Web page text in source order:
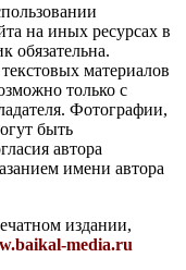
на иных ресурсах в
обязательна.
материалов
только с
Фотографии,
быть
автора
имени автора
издании,
media.ru